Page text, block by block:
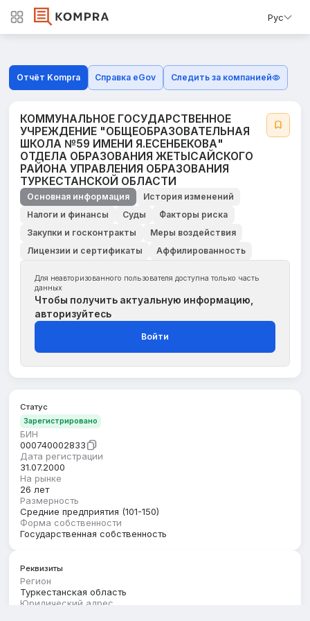
Рус
Отчёт Kompra Справка eGov Следить за компанией
КОММУНАЛЬНОЕ ГОСУДАРСТВЕННОЕ
УЧРЕЖДЕНИЕ "ОБЩЕОБРАЗОВАТЕЛЬНАЯ
ШКОЛА №59 ИМЕНИ Я.ЕСЕНБЕКОВА"
ОТДЕЛА ОБРАЗОВАНИЯ ЖЕТЫСАЙСКОГО
РАЙОНА УПРАВЛЕНИЯ ОБРАЗОВАНИЯ
ТУРКЕСТАНСКОЙ ОБЛАСТИ
Основная информация
История изменений
Налоги и финансы
Суды
Факторы риска
Закупки и госконтракты
Меры воздействия
Лицензии и сертификаты
Аффилированность
Для неавторизованного пользователя доступна только часть
данных
Чтобы получить актуальную информацию,
авторизуйтесь
Войти
Статус
Зарегистрировано
БИН
000740002833
Дата регистрации
31.07.2000
На рынке
26 лет
Размерность
Средние предприятия (101-150)
Форма собственности
Государственная собственность
Реквизиты
Регион
Туркестанская область
Юридический адрес